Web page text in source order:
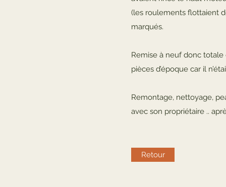
(les roulements flottaient
marqués.
Remise à neuf donc totale
pièces d’époque car il
Remontage, nettoyage,
avec son propriétaire ..
Retour